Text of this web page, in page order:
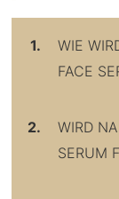
1.
WIE
FACE
2.
WIRD
SERUM